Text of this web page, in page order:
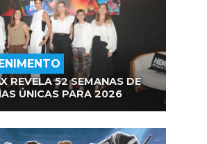
REVELA 52 SEMANAS DE
ÚNICAS PARA 2026